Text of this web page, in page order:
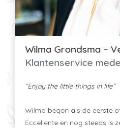
Wilma Grondsma –
Klantenservice
“Enjoy the little things in life”
Wilma begon als de eerste
Eccellente en nog steeds is